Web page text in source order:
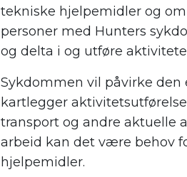
tekniske hjelpemidler og
personer med Hunters
og delta i og utføre
Sykdommen vil påvirke
kartlegger
transport og andre aktuelle
arbeid kan det være behov
hjelpemidler.